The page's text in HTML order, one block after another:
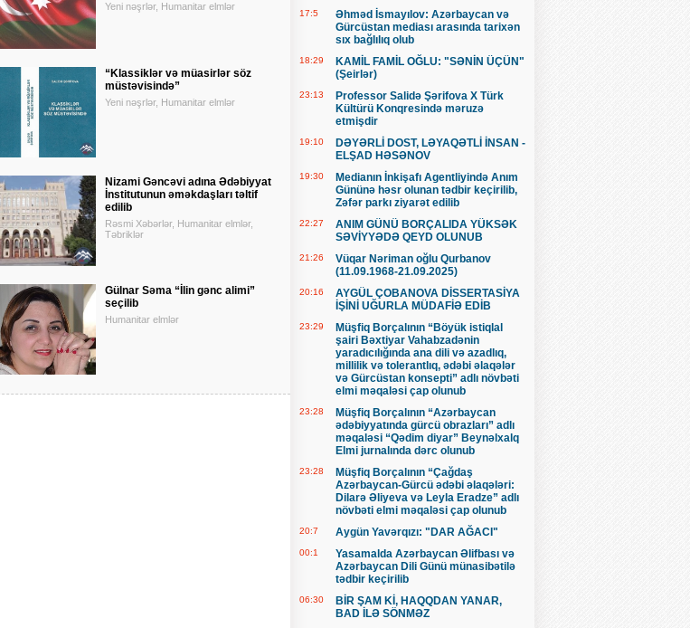
Yeni nəşrlər, Humanitar elmlər
“Klassiklər və müasirlər söz
müstəvisində”
Yeni nəşrlər, Humanitar elmlər
Nizami Gəncəvi adına Ədəbiyyat
İnstitutunun əməkdaşları təltif
edilib
Rəsmi Xəbərlər, Humanitar elmlər,
Təbriklər
Gülnar Səma “İlin gənc alimi”
seçilib
Humanitar elmlər
17:5
Əhməd İsmayılov: Azərbaycan və
Gürcüstan mediası arasında tarixən
sıx bağlılıq olub
18:29
KAMİL FAMİL OĞLU: "SƏNİN ÜÇÜN"
(Şeirlər)
23:13
Professor Salidə Şərifova X Türk
Kültürü Konqresində məruzə
etmişdir
19:10
DƏYƏRLİ DOST, LƏYAQƏTLİ İNSAN -
ELŞAD HƏSƏNOV
19:30
Medianın İnkişafı Agentliyində Anım
Gününə həsr olunan tədbir keçirilib,
Zəfər parkı ziyarət edilib
22:27
ANIM GÜNÜ BORÇALIDA YÜKSƏK
SƏVİYYƏDƏ QEYD OLUNUB
21:26
Vüqar Nəriman oğlu Qurbanov
(11.09.1968-21.09.2025)
20:16
AYGÜL ÇOBANOVA DİSSERTASİYA
İŞİNİ UĞURLA MÜDAFİƏ EDİB
23:29
Müşfiq Borçalının “Böyük istiqlal
şairi Bəxtiyar Vahabzadənin
yaradıcılığında ana dili və azadlıq,
millilik və tolerantlıq, ədəbi əlaqələr
və Gürcüstan konsepti” adlı növbəti
elmi məqaləsi çap olunub
23:28
Müşfiq Borçalının “Azərbaycan
ədəbiyyatında gürcü obrazları” adlı
məqaləsi “Qədim diyar” Beynəlxalq
Elmi jurnalında dərc olunub
23:28
Müşfiq Borçalının “Çağdaş
Azərbaycan-Gürcü ədəbi əlaqələri:
Dilarə Əliyeva və Leyla Eradze” adlı
növbəti elmi məqaləsi çap olunub
20:7 Aygün Yavərqızı: "DAR AĞACI"
00:1
Yasamalda Azərbaycan Əlifbası və
Azərbaycan Dili Günü münasibətilə
tədbir keçirilib
06:30
BİR ŞAM Kİ, HAQQDAN YANAR,
BAD İLƏ SÖNMƏZ